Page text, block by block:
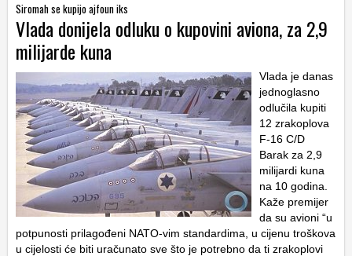
Siromah se kupijo ajfoun iks
Vlada donijela odluku o kupovini aviona, za 2,9
milijarde kuna
Vlada je danas
jednoglasno
odlučila kupiti
12 zrakoplova
F-16 C/D
Barak za 2,9
milijardi kuna
na 10 godina.
Kaže premijer
da su avioni “u
potpunosti prilagođeni NATO-vim standardima, u cijenu troškova
u cijelosti će biti uračunato sve što je potrebno da ti zrakoplovi